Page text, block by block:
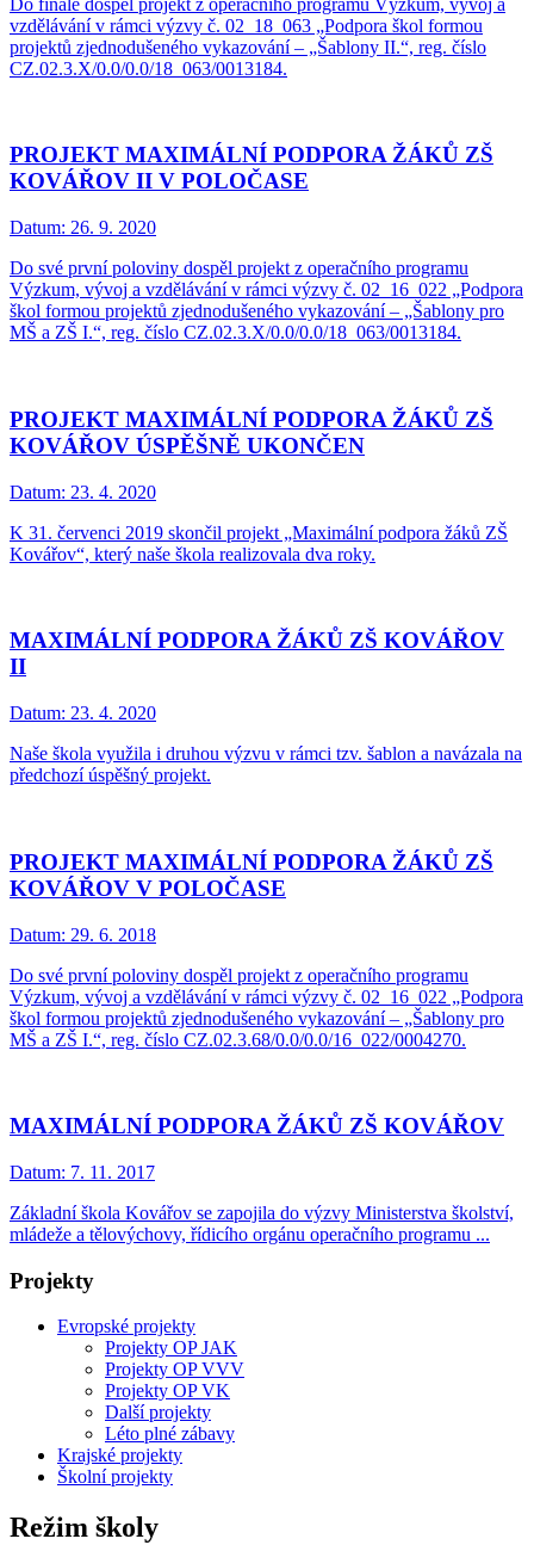
vzdělávání v rámci výzvy č. 02_18_063 „Podpora škol formou
projektů zjednodušeného vykazování – „Šablony II.“, reg. číslo
CZ.02.3.X/0.0/0.0/18_063/0013184.
PROJEKT MAXIMÁLNÍ PODPORA ŽÁKŮ ZŠ
KOVÁŘOV II V POLOČASE
Datum: 26. 9. 2020
Do své první poloviny dospěl projekt z operačního programu
Výzkum, vývoj a vzdělávání v rámci výzvy č. 02_16_022 „Podpora
škol formou projektů zjednodušeného vykazování – „Šablony pro
MŠ a ZŠ I.“, reg. číslo CZ.02.3.X/0.0/0.0/18_063/0013184.
PROJEKT MAXIMÁLNÍ PODPORA ŽÁKŮ ZŠ
KOVÁŘOV ÚSPĚŠNĚ UKONČEN
Datum: 23. 4. 2020
K 31. červenci 2019 skončil projekt „Maximální podpora žáků ZŠ
Kovářov“, který naše škola realizovala dva roky.
MAXIMÁLNÍ PODPORA ŽÁKŮ ZŠ KOVÁŘOV
II
Datum: 23. 4. 2020
Naše škola využila i druhou výzvu v rámci tzv. šablon a navázala na
předchozí úspěšný projekt.
PROJEKT MAXIMÁLNÍ PODPORA ŽÁKŮ ZŠ
KOVÁŘOV V POLOČASE
Datum: 29. 6. 2018
Do své první poloviny dospěl projekt z operačního programu
Výzkum, vývoj a vzdělávání v rámci výzvy č. 02_16_022 „Podpora
škol formou projektů zjednodušeného vykazování – „Šablony pro
MŠ a ZŠ I.“, reg. číslo CZ.02.3.68/0.0/0.0/16_022/0004270.
MAXIMÁLNÍ PODPORA ŽÁKŮ ZŠ KOVÁŘOV
Datum: 7. 11. 2017
Základní škola Kovářov se zapojila do výzvy Ministerstva školství,
mládeže a tělovýchovy, řídicího orgánu operačního programu ...
Projekty
Evropské projekty
Projekty OP JAK
Projekty OP VVV
Projekty OP VK
Další projekty
Léto plné zábavy
Krajské projekty
Školní projekty
Režim školy